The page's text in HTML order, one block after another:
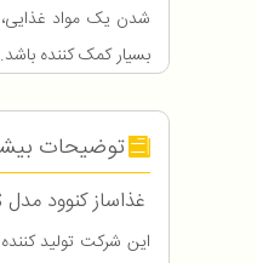
شدن یک مواد غذایی،
بسیار کمک کننده باشد.
توضیحات
غذاساز کنوود مدل FDM-307SS :
این شرکت تولید